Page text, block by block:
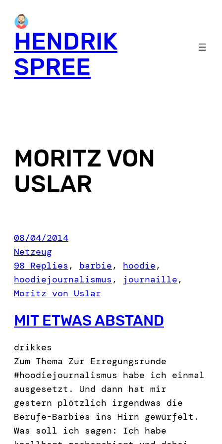
content
HENDRIK
SPREE
MORITZ VON
USLAR
08/04/2014
Netzeug
98 Replies , barbie, hoodie
hoodiejournalismus , journaille
Moritz von Uslar
MIT ETWAS ABSTAND
drikkes
Zum Thema Zur Erregungsrunde
#hoodiejournalismus habe ich einmal
ausgesetzt. Und dann hat mir
gestern plötzlich irgendwas die
Berufe-Barbies ins Hirn gewürfelt.
Was soll ich sagen: Ich habe